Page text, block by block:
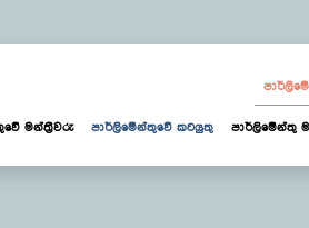
මන්ත්‍රීවරු පාර්ලිමේන්තුවේ කටයුතු පාර්ලිමේන්තු